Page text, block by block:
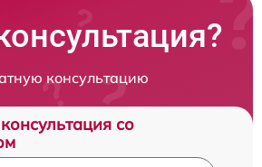
консультацию
со